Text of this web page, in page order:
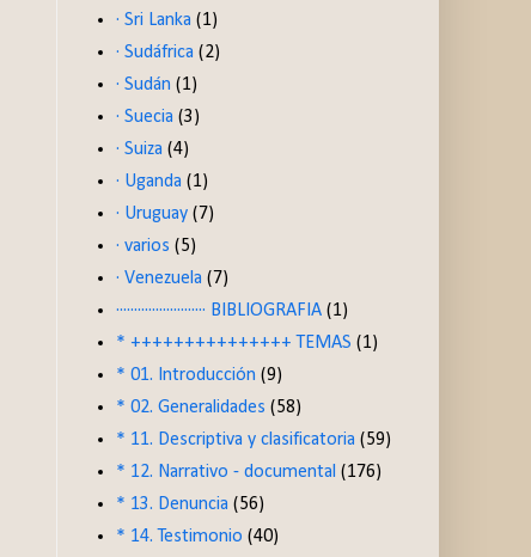
· Sri Lanka (1)
· Sudáfrica (2)
· Sudán (1)
· Suecia (3)
· Suiza (4)
· Uganda (1)
· Uruguay (7)
· varios (5)
· Venezuela (7)
························· BIBLIOGRAFIA (1)
* +++++++++++++++ TEMAS (1)
* 01. Introducción (9)
* 02. Generalidades (58)
* 11. Descriptiva y clasificatoria (59)
* 12. Narrativo - documental (176)
* 13. Denuncia (56)
* 14. Testimonio (40)